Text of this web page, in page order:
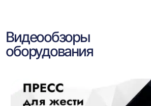
Видеообзоры
оборудования